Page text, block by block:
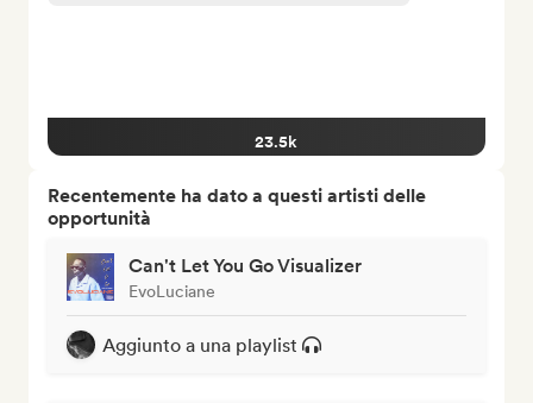
23.5k
Recentemente ha dato a questi artisti delle
opportunità
Can't Let You Go Visualizer
EvoLuciane
Aggiunto a una playlist